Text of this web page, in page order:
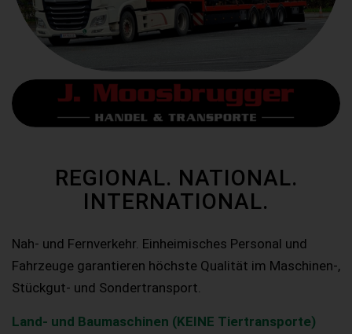
REGIONAL. NATIONAL.
INTERNATIONAL.
Nah- und Fernverkehr. Einheimisches Personal und
Fahrzeuge garantieren höchste Qualität im Maschinen-,
Stückgut- und Sondertransport.
Land- und Baumaschinen (KEINE Tiertransporte)